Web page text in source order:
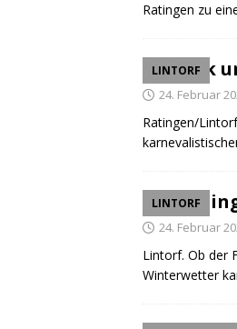
Ratingen zu
LINTORF
Frank
24. Februar
Ratingen/
LINTORF
24. Februar
Lintorf. Ob der
Winterwetter